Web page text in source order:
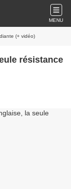
MENU
(+ vidéo)
résistance